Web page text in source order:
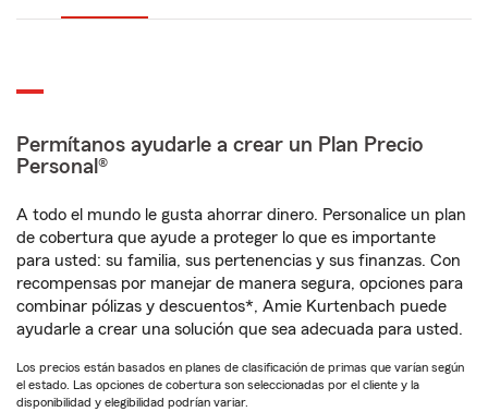
Permítanos ayudarle a crear un Plan Precio
Personal®
A todo el mundo le gusta ahorrar dinero. Personalice un plan
de cobertura que ayude a proteger lo que es importante
para usted: su familia, sus pertenencias y sus finanzas. Con
recompensas por manejar de manera segura, opciones para
combinar pólizas y descuentos*, Amie Kurtenbach puede
ayudarle a crear una solución que sea adecuada para usted.
Los precios están basados en planes de clasificación de primas que varían según
el estado. Las opciones de cobertura son seleccionadas por el cliente y la
disponibilidad y elegibilidad podrían variar.